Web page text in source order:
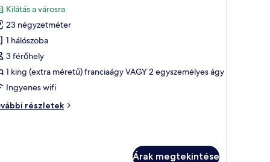
Kilátás a városra
23 négyzetméter
1 hálószoba
3 férőhely
1 king (extra méretű) franciaágy VAGY 2 egyszemélyes ágy
Ingyenes wifi
részletek
Árak megtekintése